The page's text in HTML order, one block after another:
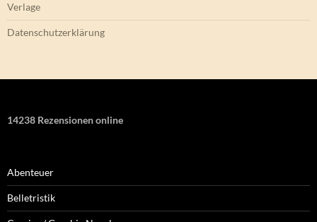
Verlage
Datenschutzerklärung
14238 Rezensionen online
Abenteuer
Belletristik